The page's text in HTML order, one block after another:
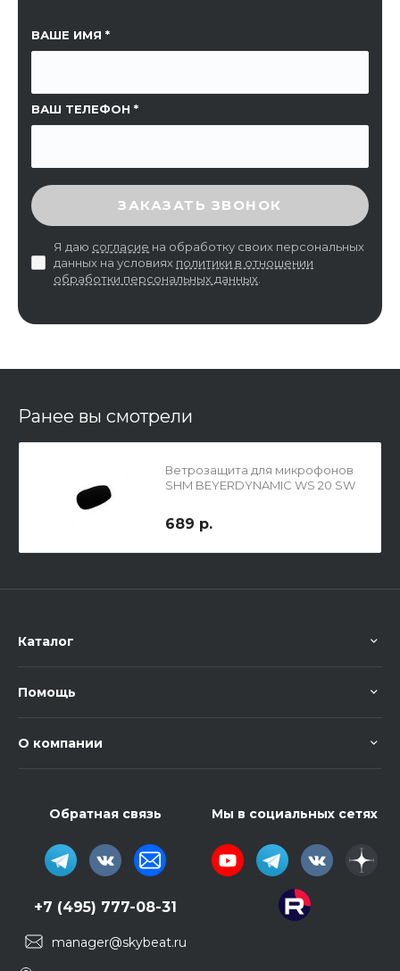
ВАШЕ ИМЯ
ВАШ ТЕЛЕФОН
ССЫЛКА НА СТРАНИЦУ
ВВЕДИТЕ ПРОВЕРОЧНЫЙ КОД
ЗАКАЗАТЬ ЗВОНОК
Я даю согласие на обработку своих персональных
данных на условиях политики в отношении
обработки персональных данных
Ранее вы смотрели
Ветрозащита для микрофонов
SHM BEYERDYNAMIC WS 20 SW
689 р.
Каталог
Помощь
О компании
Обратная связь
+7 (495) 777-08-31
manager@skybeat.ru
Мы в социальных сетях